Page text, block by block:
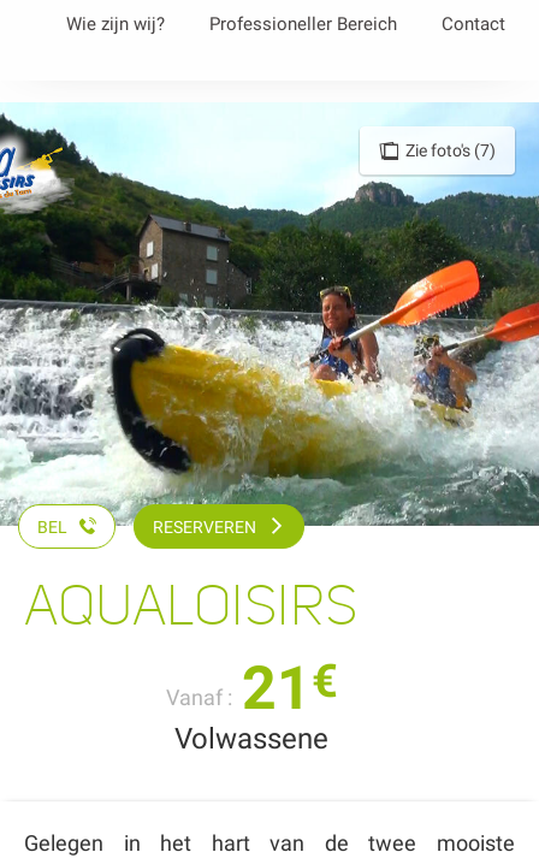
principal
Wie zijn wij? Professioneller Bereich Contact
Zie foto's (7)
BEL RESERVEREN
AQUALOISIRS
Vanaf : 21 €
Volwassene
Gelegen in het hart van de twee mooiste